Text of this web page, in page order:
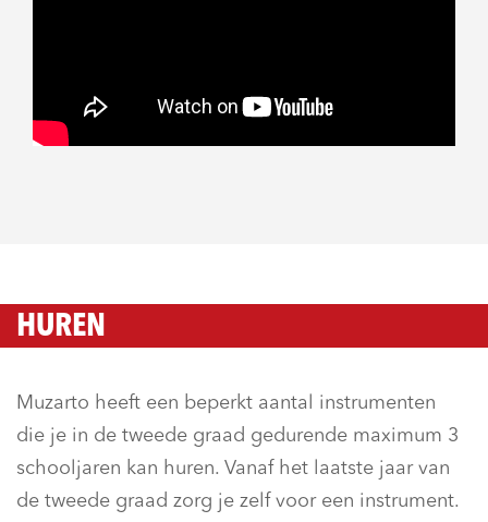
HUREN
Muzarto heeft een beperkt aantal instrumenten
die je in de tweede graad gedurende maximum 3
schooljaren kan huren. Vanaf het laatste jaar van
de tweede graad zorg je zelf voor een instrument.